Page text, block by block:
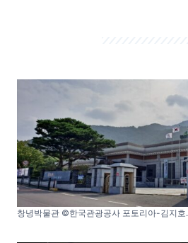
창녕박물관 ©한국관광공사 포토리아-김지호.